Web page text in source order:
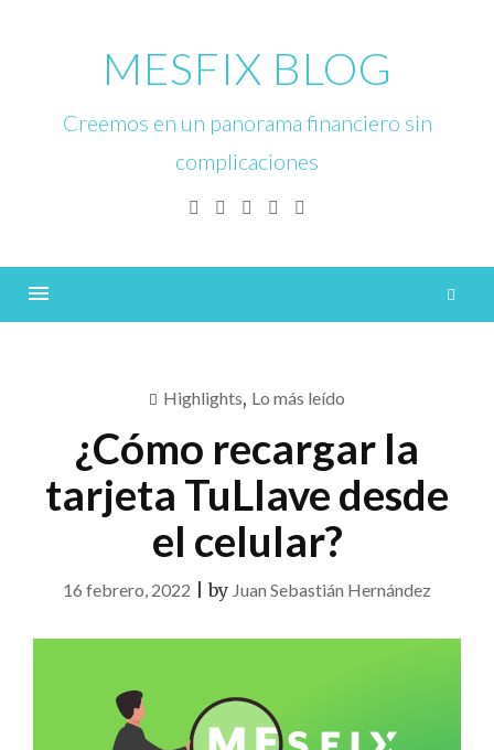
MESFIX BLOG
Creemos en un panorama financiero sin
complicaciones
Facebook
TwitterLinkedinInstagram
Highlights, Lo más leído
¿Cómo recargar la
tarjeta TuLlave desde
el celular?
16 febrero, 2022 |by Juan Sebastián Hernández